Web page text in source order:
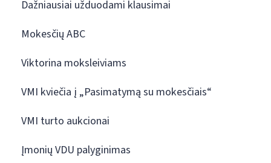
Dažniausiai užduodami klausimai
Mokesčių ABC
Viktorina moksleiviams
VMI kviečia į „Pasimatymą su mokesčiais“
VMI turto aukcionai
Įmonių VDU palyginimas